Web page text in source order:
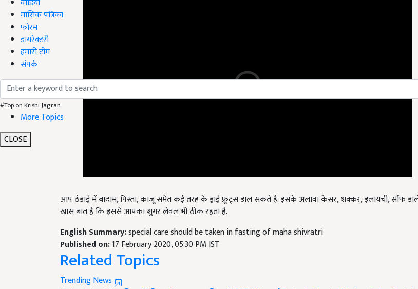
मासिक पत्रिका
फोरम
डायरेक्टरी
हमारी टीम
संपर्क
#Top on Krishi Jagran
More Topics
CLOSE
खास बात है कि इससे आपका शुगर लेवल भी ठीक रहता है.
special care should be taken in fasting of maha shivratri
Published on:17 February 2020, 05:30 PM IST
Related Topics
Trending News
Maha Shivratri महाशिवरात्रि